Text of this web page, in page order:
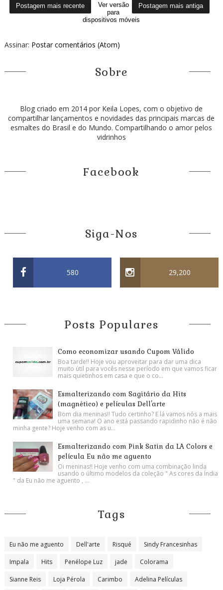
Postagem mais recente Postagem mais antiga
Ver versão
para
dispositivos móveis
Assinar: Postar comentários (Atom)
Sobre
Blog criado em 2014 por Keila Lopes, com o objetivo de
compartilhar lançamentos e novidades das principais marcas de
esmaltes do Brasil e do Mundo. Compartilhando o amor pelos
vidrinhos
Facebook
Siga-Nos
580 29,200
Posts Populares
Como economizar usando Cupom Válido
Boa tarde!! Hoje vou aproveitar para dar uma dica
muito útil para vocês nesse período em que vamos ficar
mais quietinhos em casa e que o co...
Esmalterizando com Sagitário da Hits
(magnético) e películas Dell'arte
Bom dia meninas!! Tudo certinho? E lá vamos nós a mais
uma semana! O ano está passando rapidinho não é não
minha gente? Hoje venho com as u...
Esmalterizando com Pink Satin da LA Colors e
película Eu não me aguento
Oi meninas!! Hoje venho com uma combinação linda
usando o último modelos da coleção " As cores da Índia
" da Eu não me aguento , ...
Tags
Eu não me aguento Dell'arte Risqué Sindy Francesinhas
Impala Hits Penélope Luz jade Colorama
Sianne Reis Loja Pérola Carimbo Adelina Películas